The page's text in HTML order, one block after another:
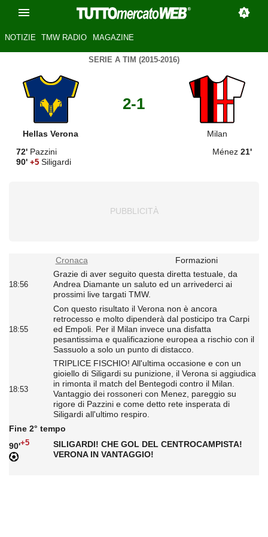
NOTIZIE TMW RADIO MAGAZINE
SERIE A TIM (2015-2016)
Hellas Verona
2-1
Milan
72' Pazzini
90' +5 Siligardi
Ménez 21'
Cronaca Formazioni
18:56
Grazie di aver seguito questa diretta testuale, da
Andrea Diamante un saluto ed un arrivederci ai
prossimi live targati TMW.
18:55
Con questo risultato il Verona non è ancora
retrocesso e molto dipenderà dal posticipo tra Carpi
ed Empoli. Per il Milan invece una disfatta
pesantissima e qualificazione europea a rischio con il
Sassuolo a solo un punto di distacco.
18:53
TRIPLICE FISCHIO! All'ultima occasione e con un
gioiello di Siligardi su punizione, il Verona si aggiudica
in rimonta il match del Bentegodi contro il Milan.
Vantaggio dei rossoneri con Menez, pareggio su
rigore di Pazzini e come detto rete insperata di
Siligardi all'ultimo respiro.
Fine 2° tempo
90'+5
SILIGARDI! CHE GOL DEL CENTROCAMPISTA!
VERONA IN VANTAGGIO!